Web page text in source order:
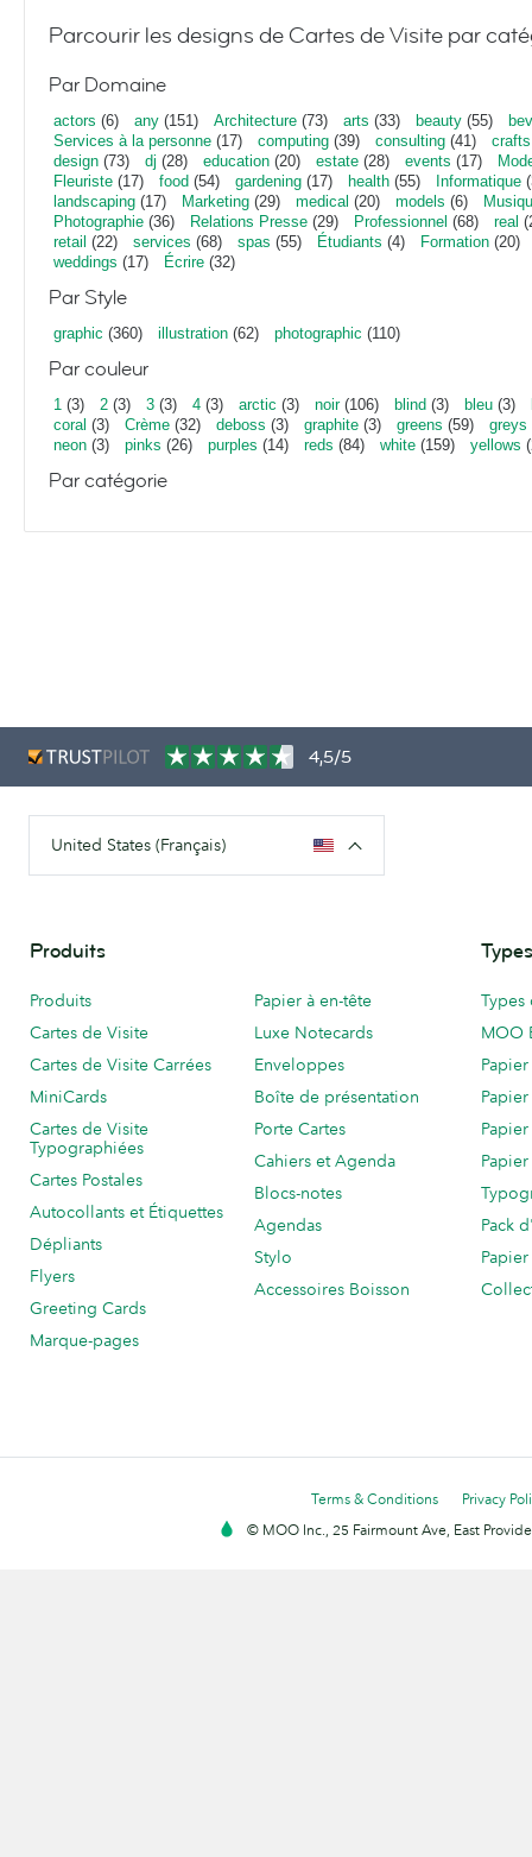
Parcourir les designs de Cartes de Visite par
Par Domaine
actors (6) any (151) Architecture (73) arts (33) beauty (55)
Services à la personne (17) computing (39) consulting (41) crafts
design (73) dj (28) education (20) estate (28) events (17)
Fleuriste (17) food (54) gardening (17) health (55) Informatique
landscaping (17) Marketing (29) medical (20) models (6)
Photographie (36) Relations Presse (29) Professionnel (68) real
retail (22) services (68) spas (55) Étudiants (4) Formation (20)
weddings (17) Écrire (32)
Par Style
graphic (360) illustration (62) photographic (110)
Par couleur
1 (3) 2 (3) 3 (3) 4 (3) arctic (3) noir(106) blind (3) bleu (3)
coral (3) Crème (32) deboss (3) graphite (3) greens (59) greys
neon (3) pinks (26) purples (14) reds (84) white (159) yellows
Par catégorie
4,5/5
United States (Français)
Produits
Produits
Cartes de Visite
Cartes de Visite Carrées
MiniCards
Cartes de Visite
Typographiées
Cartes Postales
Autocollants et Étiquettes
Dépliants
Flyers
Greeting Cards
Marque-pages
Papier à en-tête
Luxe Notecards
Enveloppes
Boîte de présentation
Porte Cartes
Cahiers et Agenda
Blocs-notes
Agendas
Stylo
Accessoires Boisson
MOO
Pack
Terms & Conditions
Privacy
© MOO Inc., 25 Fairmount Ave, East